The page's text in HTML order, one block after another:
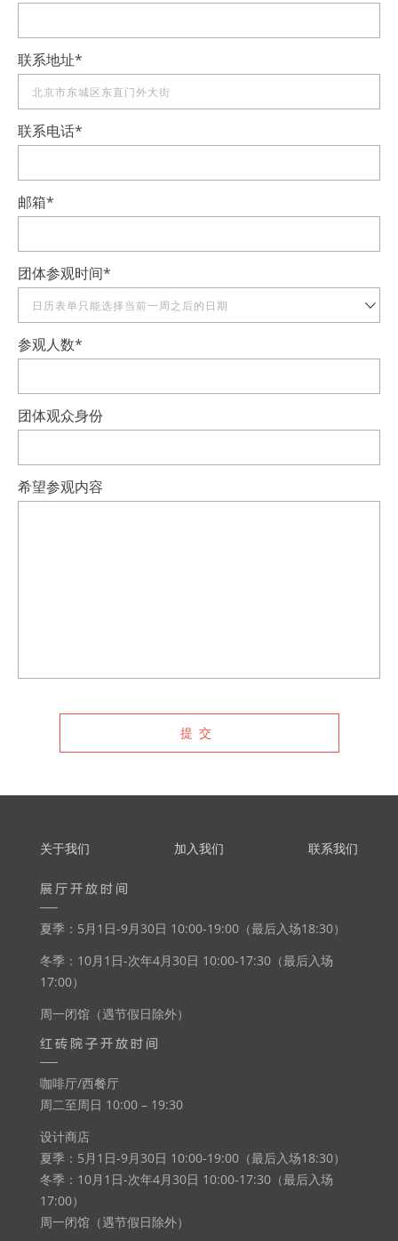
联系地址*
联系电话*
邮箱*
团体参观时间*
Format:
MM
dot
参观人数*
团体观众身份
希望参观内容
提交
关于我们 加入我们 联系我们
展厅开放时间
夏季：5月1日-9月30日 10:00-19:00（最后入场18:30）
冬季：10月1日-次年4月30日 10:00-17:30（最后入场
17:00）
周一闭馆（遇节假日除外）
红砖院子开放时间
咖啡厅/西餐厅
周二至周日 10:00 – 19:30
设计商店
夏季：5月1日-9月30日 10:00-19:00（最后入场18:30）
冬季：10月1日-次年4月30日 10:00-17:30（最后入场
17:00）
周一闭馆（遇节假日除外）